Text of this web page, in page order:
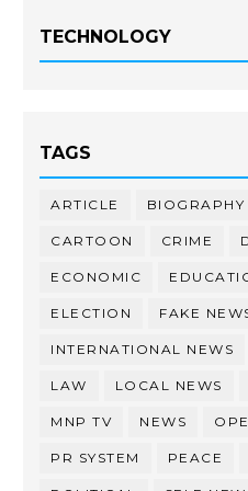
TECHNOLOGY
TAGS
ARTICLE BIOGRAPHY
CARTOON CRIME
ECONOMIC
ELECTION FAKE
INTERNATIONAL NEWS
LAW LOCAL NEWS
MNP TV NEWS
PR SYSTEM PEACE